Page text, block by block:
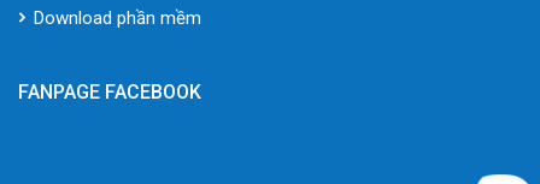
Download phần mềm
FANPAGE FACEBOOK